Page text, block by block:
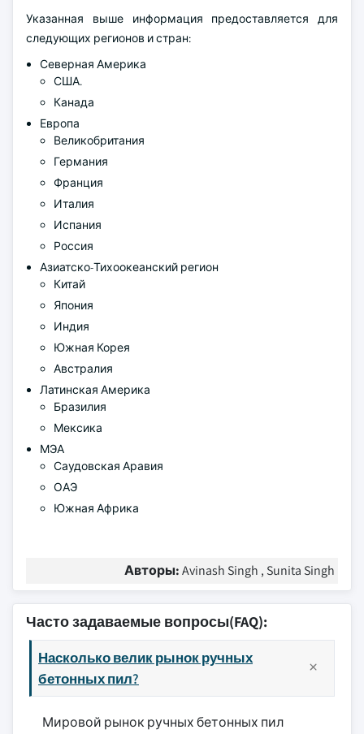
Указанная выше информация предоставляется для
следующих регионов и стран:
Северная Америка
США.
Канада
Европа
Великобритания
Германия
Франция
Италия
Испания
Россия
Азиатско-Тихоокеанский регион
Китай
Япония
Индия
Южная Корея
Австралия
Латинская Америка
Бразилия
Мексика
МЭА
Саудовская Аравия
ОАЭ
Южная Африка
Авторы:Avinash Singh , Sunita Singh
Часто задаваемые вопросы(FAQ):
Насколько велик рынок ручных
бетонных пил?
Мировой рынок ручных бетонных пил